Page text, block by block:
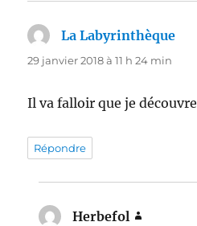
La Labyrinthèque
29 janvier 2018 à 11 h 24 min
Il va falloir que je
Répondre
Herbefol